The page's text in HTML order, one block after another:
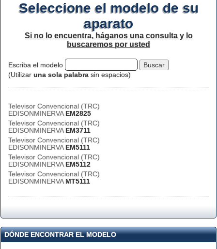
Seleccione el modelo de su
aparato
Si no lo encuentra, háganos una consulta y lo
buscaremos por usted
Escriba el modelo
(Utilizar una sola palabra sin espacios)
Televisor Convencional (TRC)
EDISONMINERVA EM2825
Televisor Convencional (TRC)
EDISONMINERVA EM3711
Televisor Convencional (TRC)
EDISONMINERVA EM5111
Televisor Convencional (TRC)
EDISONMINERVA EM5112
Televisor Convencional (TRC)
EDISONMINERVA MT5111
DÓNDE ENCONTRAR EL MODELO